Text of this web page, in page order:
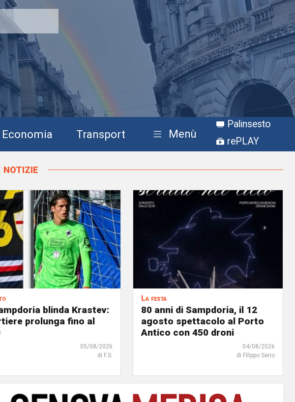
Economia Transport Menù
Palinsesto
rePLAY
blinda Krastev:
prolunga fino al
05/08/2026
di F.S.
La festa
80 anni di Sampdoria, il 12
agosto spettacolo al Porto
Antico con 450 droni
04/08/2026
di Filippo Serio